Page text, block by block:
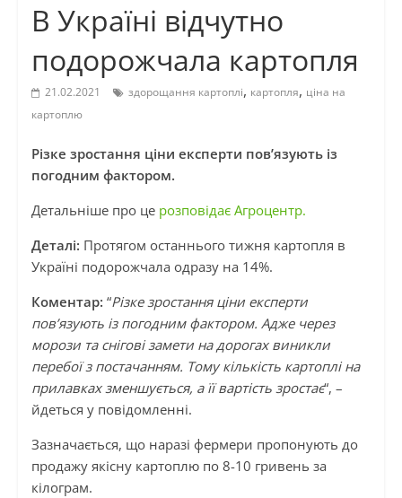
В Україні відчутно
подорожчала картопля
21.02.2021 здорощання картоплі, картопля, ціна на
картоплю
Різке зростання ціни експерти пов’язують із
погодним фактором.
Детальніше про це розповідає Агроцентр.
Деталі: Протягом останнього тижня картопля в
Україні подорожчала одразу на 14%.
Коментар: “Різке зростання ціни експерти
пов’язують із погодним фактором. Адже через
морози та снігові замети на дорогах виникли
перебої з постачанням. Тому кількість картоплі на
прилавках зменшується, а її вартість зростає“, –
йдеться у повідомленні.
Зазначається, що наразі фермери пропонують до
продажу якісну картоплю по 8-10 гривень за
кілограм.